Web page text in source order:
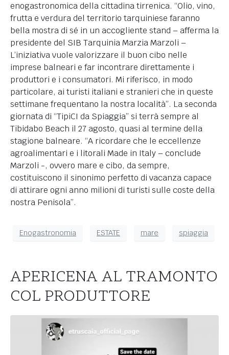
enogastronomica della cittadina tirrenica. “Olio, vino,
frutta e verdura del territorio tarquiniese faranno
bella mostra di sé in un accogliente stand – afferma la
presidente del SIB Tarquinia Marzia Marzoli –
L’iniziativa vuole valorizzare il buon cibo nelle
imprese balneari e far incontrare direttamente i
produttori e i consumatori. Mi riferisco, in modo
particolare, ai turisti italiani e stranieri che in queste
settimane frequentano la nostra località”. La seconda
giornata di “TipiCI da Spiaggia” si terrà sempre al
Tibidabo Beach il 27 agosto, quasi al termine della
stagione balneare. “A ricordare che le eccellenze
agroalimentari e i litorali Made in Italy – conclude
Marzoli -, ovvero mare e cibo, da sempre,
costituiscono il sinonimo perfetto di vacanza capace
di attirare ogni anno milioni di turisti sulle coste della
nostra Penisola”.
Enogastronomia ESTATE mare spiaggia
APERICENA AL TRAMONTO
COL PRODUTTORE